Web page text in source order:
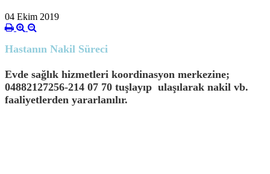
04 Ekim 2019
Hastanın Nakil Süreci
Evde sağlık hizmetleri koordinasyon merkezine;
04882127256-214 07 70 tuşlayıp ulaşılarak nakil vb.
faaliyetlerden yararlanılır.